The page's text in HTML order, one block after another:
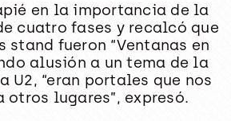
en la importancia de la
cuatro fases y recalcó que
stand fueron “Ventanas en
alusión a un tema de la
U2, “eran portales que nos
lugares”, expresó.